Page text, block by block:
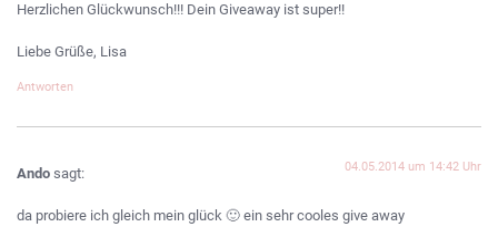
Herzlichen Glückwunsch!!! Dein Giveaway ist super!!
Liebe Grüße, Lisa
Antworten
Ando sagt: 04.05.2014 um 14:42 Uhr
da probiere ich gleich mein glück 🙂 ein sehr cooles give away